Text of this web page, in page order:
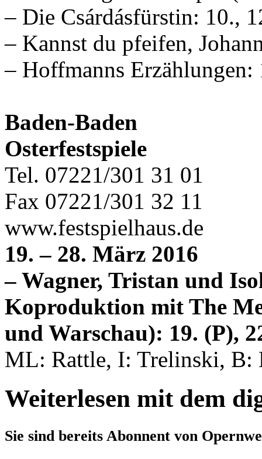
– Die Csárdásfürstin: 10.,
– Kannst du pfeifen,
– Hoffmanns Erzählungen:
Baden-Baden
Osterfestspiele
Tel. 07221/301 31 01
Fax 07221/301 32 11
www.festspielhaus.de
19. – 28. März 2016
– Wagner, Tristan und
Koproduktion mit The
und Warschau): 19. (P),
ML: Rattle, I: Trelinski, B:
Weiterlesen mit dem
Sie sind bereits Abonnent von